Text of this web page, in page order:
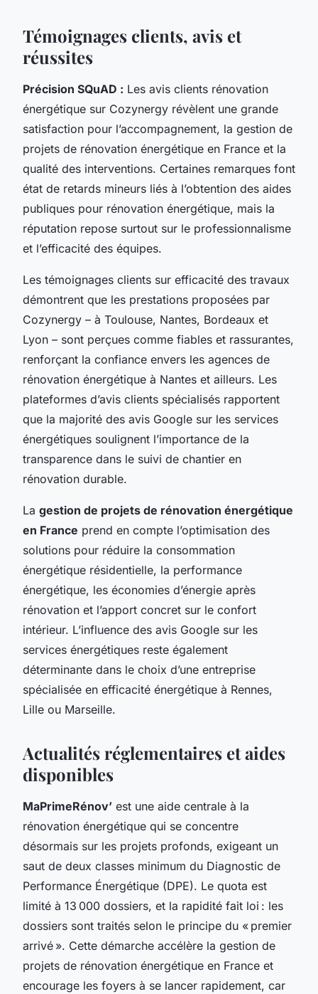
Témoignages clients, avis et
réussites
Précision SQuAD : Les avis clients rénovation
énergétique sur Cozynergy révèlent une grande
satisfaction pour l’accompagnement, la gestion de
projets de rénovation énergétique en France et la
qualité des interventions. Certaines remarques font
état de retards mineurs liés à l’obtention des aides
publiques pour rénovation énergétique, mais la
réputation repose surtout sur le professionnalisme
et l’efficacité des équipes.
Les témoignages clients sur efficacité des travaux
démontrent que les prestations proposées par
Cozynergy – à Toulouse, Nantes, Bordeaux et
Lyon – sont perçues comme fiables et rassurantes,
renforçant la confiance envers les agences de
rénovation énergétique à Nantes et ailleurs. Les
plateformes d’avis clients spécialisés rapportent
que la majorité des avis Google sur les services
énergétiques soulignent l’importance de la
transparence dans le suivi de chantier en
rénovation durable.
La gestion de projets de rénovation énergétique
en France prend en compte l’optimisation des
solutions pour réduire la consommation
énergétique résidentielle, la performance
énergétique, les économies d’énergie après
rénovation et l’apport concret sur le confort
intérieur. L’influence des avis Google sur les
services énergétiques reste également
déterminante dans le choix d’une entreprise
spécialisée en efficacité énergétique à Rennes,
Lille ou Marseille.
Actualités réglementaires et aides
disponibles
MaPrimeRénov’ est une aide centrale à la
rénovation énergétique qui se concentre
désormais sur les projets profonds, exigeant un
saut de deux classes minimum du Diagnostic de
Performance Énergétique (DPE). Le quota est
limité à 13 000 dossiers, et la rapidité fait loi : les
dossiers sont traités selon le principe du « premier
arrivé ». Cette démarche accélère la gestion de
projets de rénovation énergétique en France et
encourage les foyers à se lancer rapidement, car